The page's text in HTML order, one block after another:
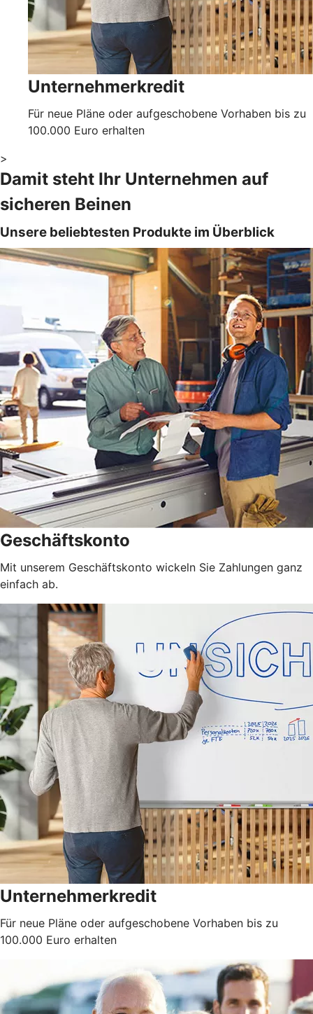
Unternehmerkredit
Für neue Pläne oder aufgeschobene Vorhaben bis zu
100.000 Euro erhalten
>
Damit steht Ihr Unternehmen auf
sicheren Beinen
Unsere beliebtesten Produkte im Überblick
Geschäftskonto
Mit unserem Geschäftskonto wickeln Sie Zahlungen ganz
einfach ab.
Unternehmerkredit
Für neue Pläne oder aufgeschobene Vorhaben bis zu
100.000 Euro erhalten